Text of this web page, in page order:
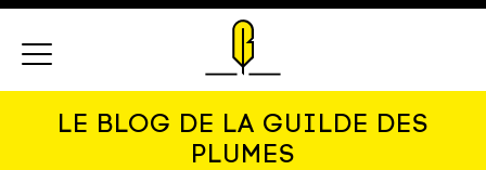
LE BLOG DE LA GUILDE DES
PLUMES